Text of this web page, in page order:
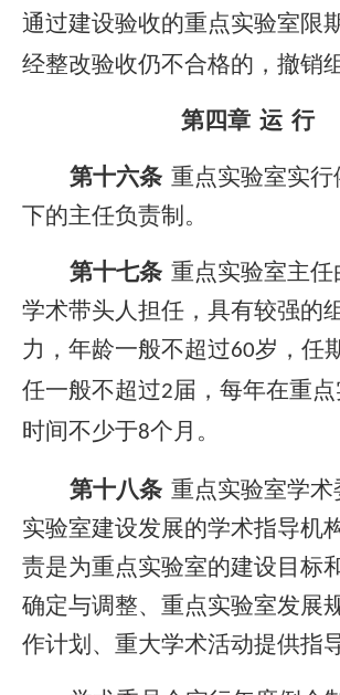
通过建设验收的重点实验室限
经整改验收仍不合格的，撤销
第四章 运 行
第十六条 重点实验室实
下的主任负责制。
第十七条 重点实验室主
学术带头人担任，具有较强的
力，年龄一般不超过60岁，任
任一般不超过2届，每年在重
时间不少于8个月。
第十八条 重点实验室学术
实验室建设发展的学术指导机
责是为重点实验室的建设目标
确定与调整、重点实验室发展
作计划、重大学术活动提供指